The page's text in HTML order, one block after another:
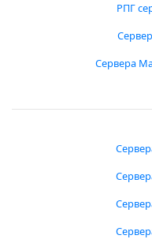
РПГ
Сервера